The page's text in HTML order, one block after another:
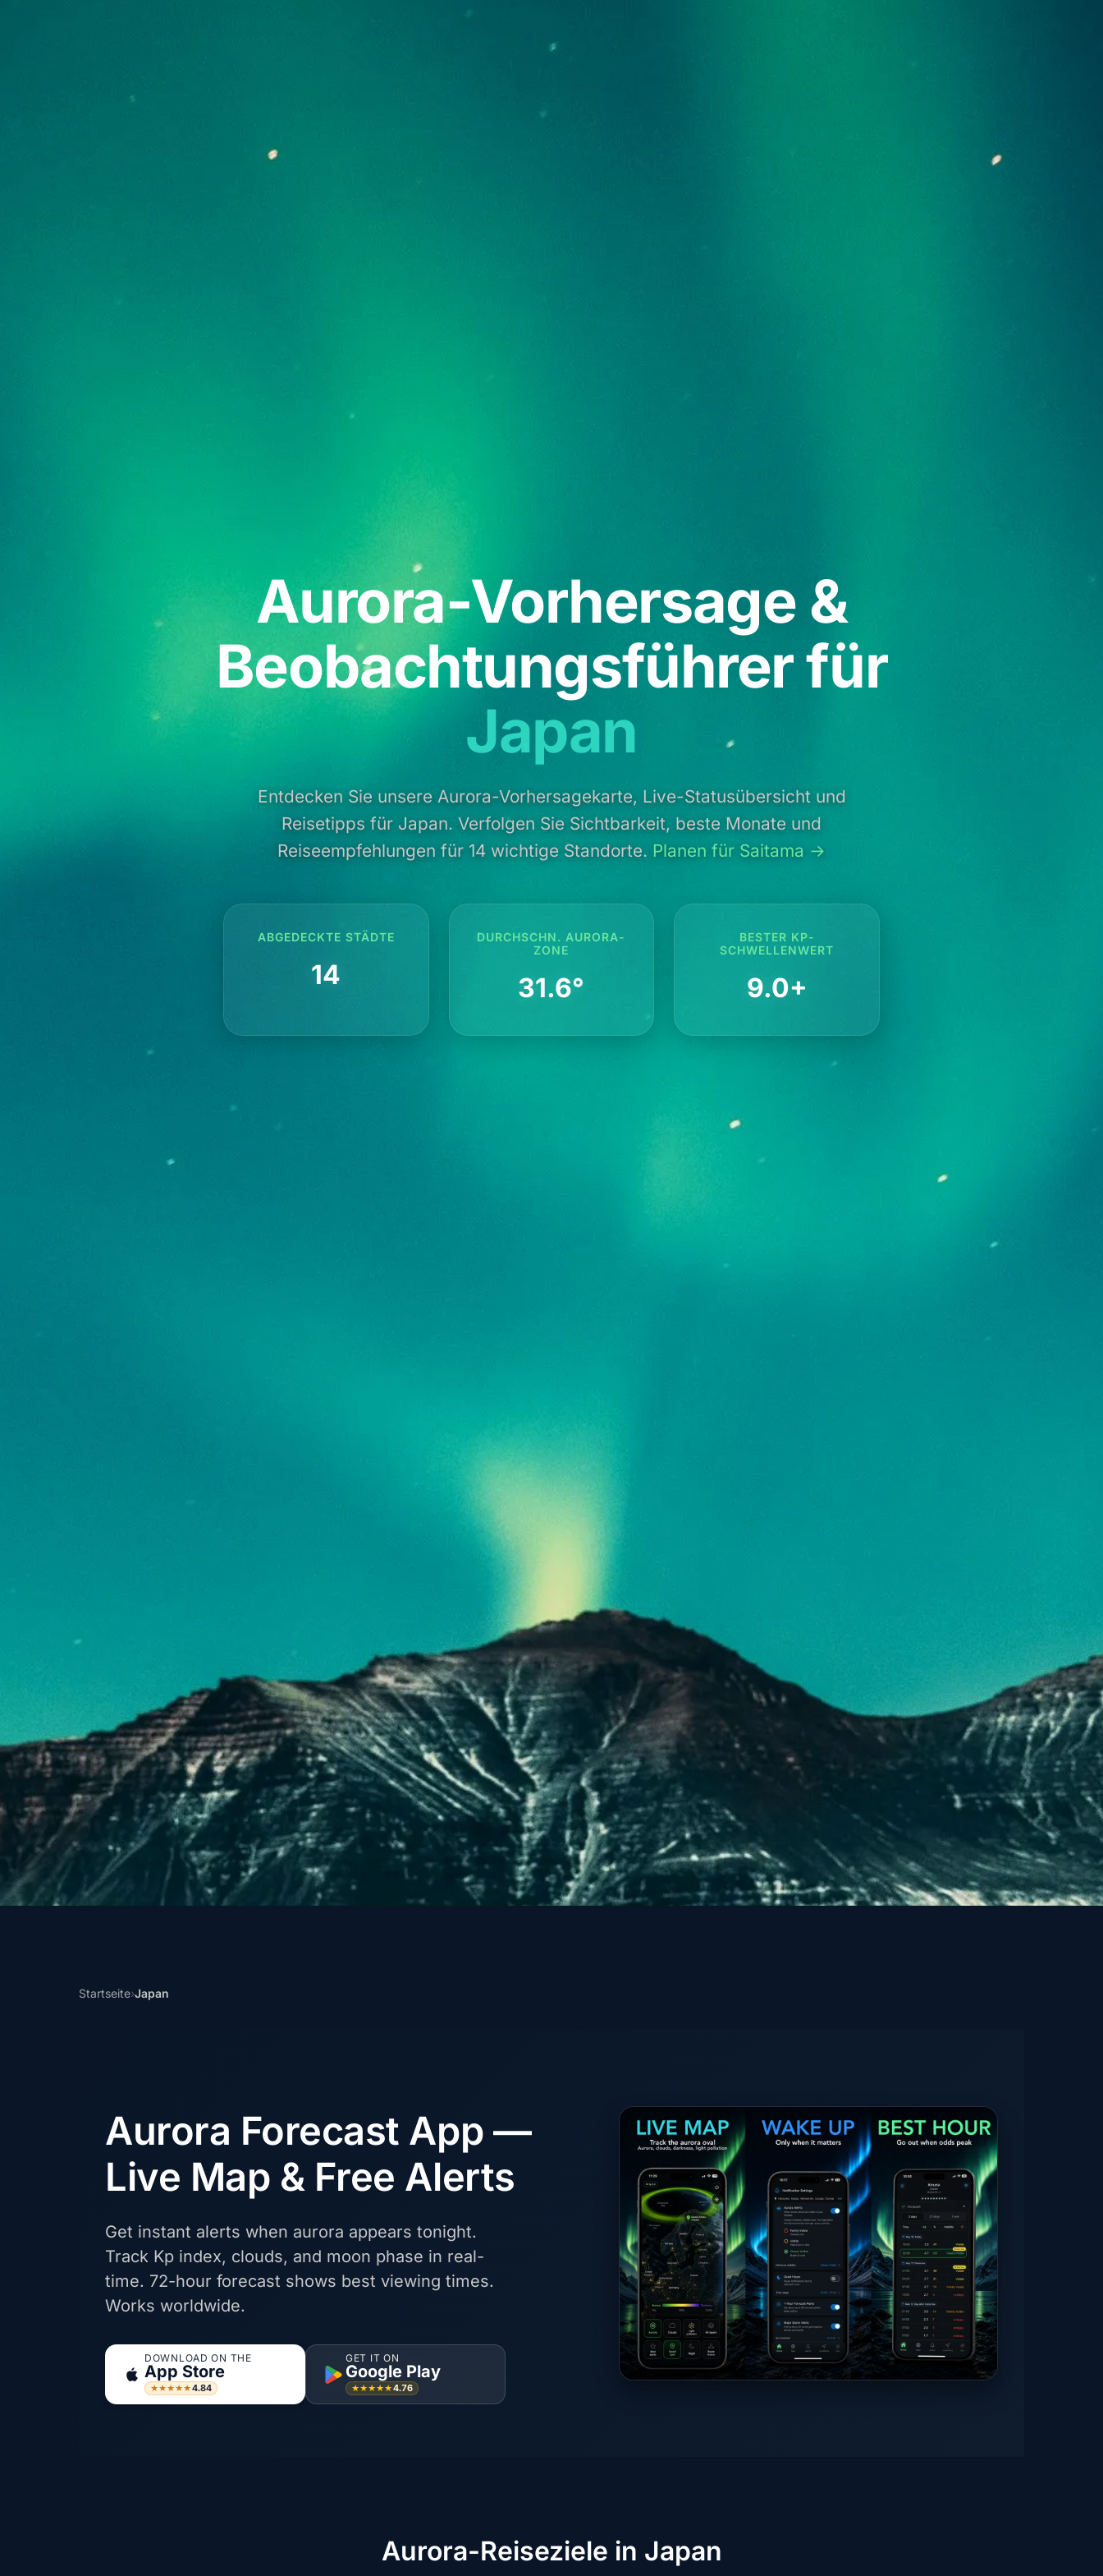
Aurora-Vorhersage &
Beobachtungsführer für
Japan
Entdecken Sie unsere Aurora-Vorhersagekarte, Live-Statusübersicht und
Reisetipps für Japan. Verfolgen Sie Sichtbarkeit, beste Monate und
Reiseempfehlungen für 14 wichtige Standorte. Planen für Saitama →
ABGEDECKTE STÄDTE
14
DURCHSCHN. AURORA-
ZONE
31.6°
BESTER KP-
SCHWELLENWERT
9.0+
Startseite›Japan
Aurora Forecast App —
Live Map & Free Alerts
Get instant alerts when aurora appears tonight.
Track Kp index, clouds, and moon phase in real-
time. 72-hour forecast shows best viewing times.
Works worldwide.
DOWNLOAD ON THE
App Store
★★★★★4.84
GET IT ON
Google Play
★★★★★4.76
Aurora-Reiseziele in Japan